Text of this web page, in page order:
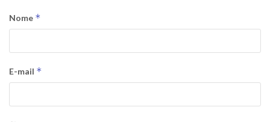
Nome *
E-mail *